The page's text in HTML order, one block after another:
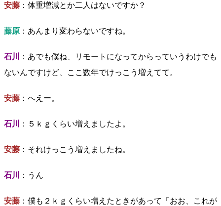
安藤 ：体重増減とか二人はないですか？
藤原 ：あんまり変わらないですね。
石川
：あでも僕ね、リモートになってからっていうわけでも
ないんですけど、ここ数年でけっこう増えてて。
安藤 ：へえー。
石川 ：５ｋｇくらい増えましたよ。
安藤 ：それけっこう増えましたね。
石川 ：うん
安藤 ：僕も２ｋｇくらい増えたときがあって「おお、これが